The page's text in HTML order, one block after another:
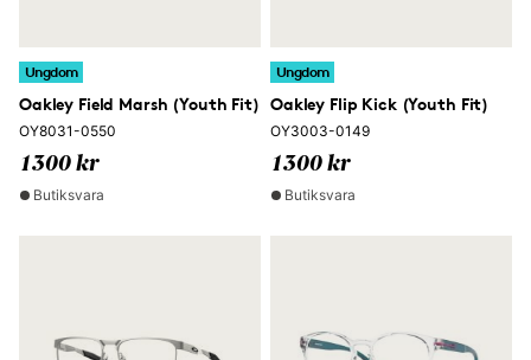
Ungdom
Oakley Field Marsh (Youth Fit)
OY8031-0550
1300 kr
Butiksvara
Ungdom
Oakley Flip Kick (Youth Fit)
OY3003-0149
1300 kr
Butiksvara